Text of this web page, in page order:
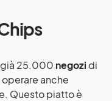
già 25.000 negozi di
anche
Questo piatto è